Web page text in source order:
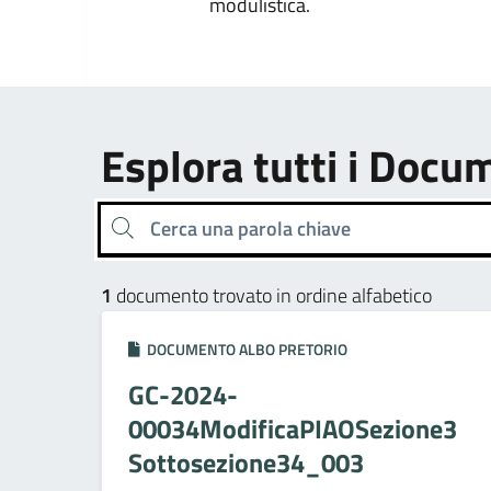
Esplora tutti i
Cerca una parola chiave
1 documento trovato in ordine alfabetico
DOCUMENTO ALBO PRETORIO
GC-2024-
00034ModificaPIAOSezione3
Sottosezione34_003